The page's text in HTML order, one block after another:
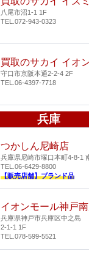
八尾市沼1-1 1F
TEL.072-943-0323
買取のサカイ イオ
守口市京阪本通2-2-4 2F
TEL.06-4397-7718
兵庫
つかしん尼崎店
兵庫県尼崎市塚口本町4-8-1
TEL.06-6429-8800
【販売店舗】ブランド品
イオンモール神戸
兵庫県神戸市兵庫区中之島
2-1-1 1F
TEL.078-599-5521